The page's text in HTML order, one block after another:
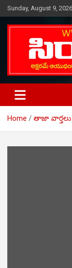
Skip
to
content
Sunday, August 9, 2026
SIRA
Telugu Online News
Home తాజా వార్తలు